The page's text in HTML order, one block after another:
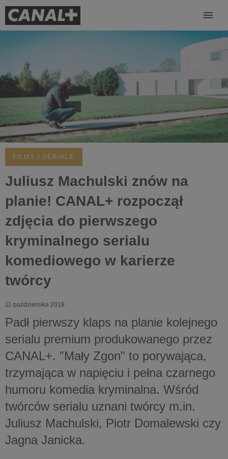
FILMY I SERIALE
Juliusz Machulski znów na
planie! CANAL+ rozpoczął
zdjęcia do pierwszego
kryminalnego serialu
komediowego w karierze
twórcy
11 października 2018
Padł pierwszy klaps na planie kolejnego
serialu premium produkowanego przez
CANAL+. "Mały Zgon" to porywająca,
trzymająca w napięciu i pełna czarnego
humoru komedia kryminalna. Wśród
twórców serialu uznani twórcy m.in.
Juliusz Machulski, Piotr Domalewski czy
Jagna Janicka.